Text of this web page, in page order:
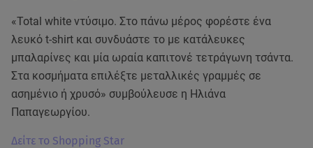
«Total white ντύσιμο. Στο πάνω μέρος φορέστε ένα
λευκό t-shirt και συνδυάστε το με κατάλευκες
μπαλαρίνες και μία ωραία καπιτονέ τετράγωνη τσάντα.
Στα κοσμήματα επιλέξτε μεταλλικές γραμμές σε
ασημένιο ή χρυσό» συμβούλευσε η Ηλιάνα
Παπαγεωργίου.
Δείτε το Shopping Star